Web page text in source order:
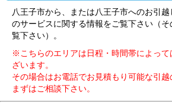
八王子市から、または八王子市へのお引
のサービスに関する情報をご覧下さい（
覧下さい）。
※こちらのエリアは日程・時間帯によっ
ざいます。
その場合はお電話でお見積もり可能な引
まずはご相談下さい。